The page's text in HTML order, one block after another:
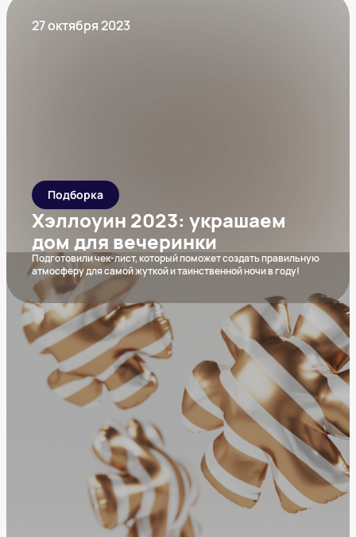
27 октября 2023
Подборка
Хэллоуин 2023: украшаем
дом для вечеринки
Подготовили чек-лист, который поможет создать правильную
атмосферу для самой жуткой и таинственной ночи в году!